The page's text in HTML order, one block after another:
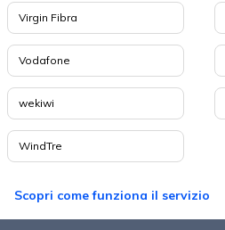
Virgin Fibra
Vodafone
wekiwi
WindTre
Scopri come funziona il servizio